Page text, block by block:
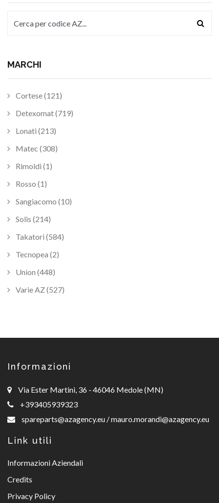
MARCHI
Cortese (121)
Detexomat (719)
Lonati (213)
Matec (308)
Rimoldi (1)
Rosso (1)
Sangiacomo (10)
Solis (214)
Takatori (584)
Tecnopea (2)
Union (448)
Varie AZ (527)
Informazioni
Via Ester Martini, 36 - 46046 Medole (MN)
+393405939323
spareparts@azagency.eu /mauro.morandi@azagency.eu
Link utili
Informazioni Aziendali
Credits
Privacy Policy